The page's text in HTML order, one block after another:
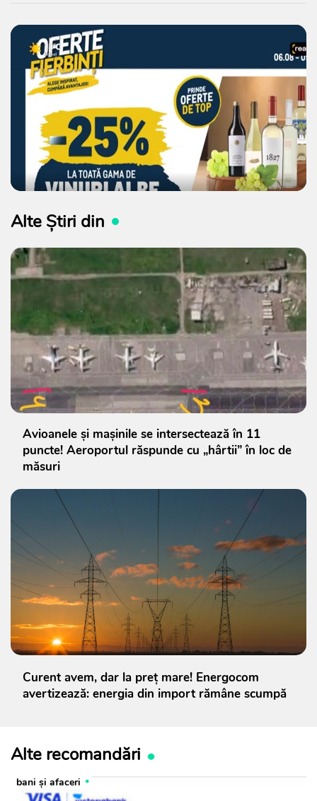
Alte Știri din
Avioanele și mașinile se intersectează în 11
puncte! Aeroportul răspunde cu „hârtii” în loc de
măsuri
Curent avem, dar la preț mare! Energocom
avertizează: energia din import rămâne scumpă
Alte recomandări
bani și afaceri